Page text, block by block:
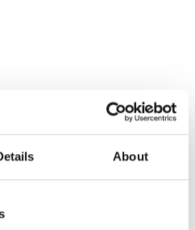
About
for Kids Star